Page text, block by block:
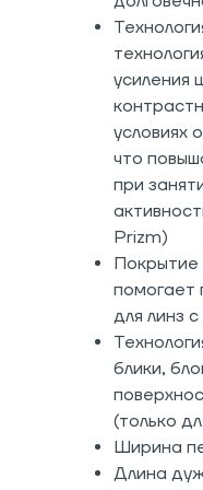
усиления
условиях
что
при
Prizm)
Покрытие
помогает
для линз
блики,
(только
Ширина
Длина